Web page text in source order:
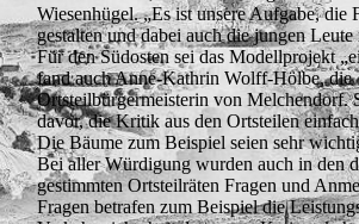
Wiesenhügel. „Es ist unsere Aufgabe, die
gestalten und dabei auch die jungen
Für den Südosten sei das Modellprojekt
fand auch Anne-Kathrin Wolff-Hölbe, die
Ortsteilbürgermeisterin von Melchendorf.
davor, die Kritik aus den Ortsteilen
Die Bäume zum Beispiel seien sehr
Bei aller Würdigung wurden auch in den
gestimmten Ortsteilräten Fragen und
Fragen betrafen zum Beispiel die